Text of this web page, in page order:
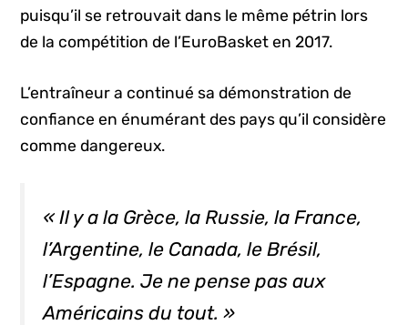
puisqu’il se retrouvait dans le même pétrin lors
de la compétition de l’EuroBasket en 2017.
L’entraîneur a continué sa démonstration de
confiance en énumérant des pays qu’il considère
comme dangereux.
« Il y a la Grèce, la Russie, la France,
l’Argentine, le Canada, le Brésil,
l’Espagne. Je ne pense pas aux
Américains du tout. »